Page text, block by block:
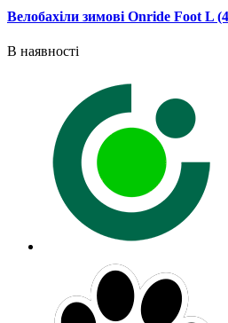
Велобахіли зимові Onride Foot L
В наявності